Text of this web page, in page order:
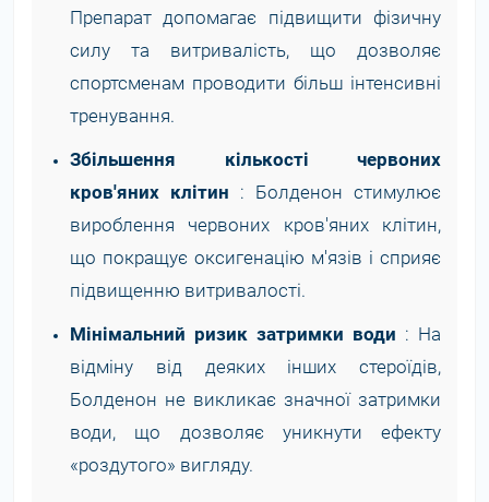
Препарат допомагає підвищити фізичну
силу та витривалість, що дозволяє
спортсменам проводити більш інтенсивні
тренування.
Збільшення кількості червоних
кров'яних клітин : Болденон стимулює
вироблення червоних кров'яних клітин,
що покращує оксигенацію м'язів і сприяє
підвищенню витривалості.
Мінімальний ризик затримки води : На
відміну від деяких інших стероїдів,
Болденон не викликає значної затримки
води, що дозволяє уникнути ефекту
«роздутого» вигляду.